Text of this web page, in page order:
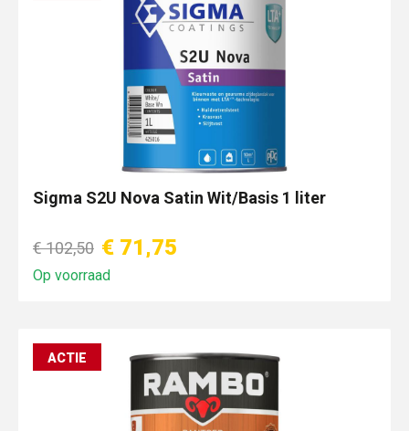
Sigma S2U Nova Satin Wit/Basis 1 liter
€ 102,50 € 71,75
Op voorraad
ACTIE